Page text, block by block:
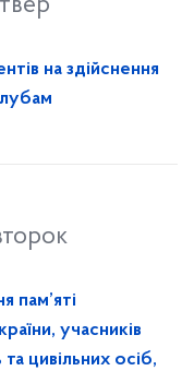
на здійснення
пам’яті
учасників
цивільних осіб,